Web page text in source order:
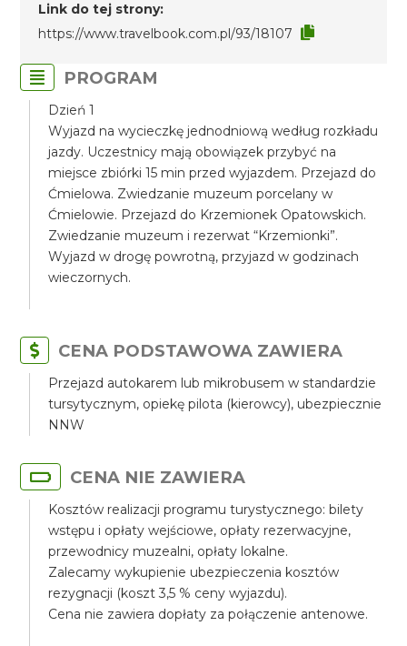
Link do tej strony:
https://www.travelbook.com.pl/93/18107
PROGRAM
Dzień 1
Wyjazd na wycieczkę jednodniową według rozkładu
jazdy. Uczestnicy mają obowiązek przybyć na
miejsce zbiórki 15 min przed wyjazdem. Przejazd do
Ćmielowa. Zwiedzanie muzeum porcelany w
Ćmielowie. Przejazd do Krzemionek Opatowskich.
Zwiedzanie muzeum i rezerwat “Krzemionki”.
Wyjazd w drogę powrotną, przyjazd w godzinach
wieczornych.
CENA PODSTAWOWA ZAWIERA
Przejazd autokarem lub mikrobusem w standardzie
tursytycznym, opiekę pilota (kierowcy), ubezpiecznie
NNW
CENA NIE ZAWIERA
Kosztów realizacji programu turystycznego: bilety
wstępu i opłaty wejściowe, opłaty rezerwacyjne,
przewodnicy muzealni, opłaty lokalne.
Zalecamy wykupienie ubezpieczenia kosztów
rezygnacji (koszt 3,5 % ceny wyjazdu).
Cena nie zawiera dopłaty za połączenie antenowe.